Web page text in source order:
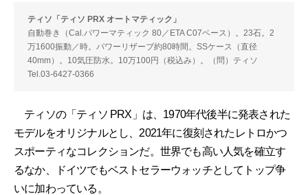
ティソ「ティソ PRX オートマティック」
自動巻き（Cal.パワーマティック 80／ETA C07ベース）。23石。2
万1600振動／時。パワーリザーブ約80時間。SSケース（直径
40mm）。10気圧防水。10万100円（税込み）。（問）ティソ
Tel.03-6427-0366
ティソの「ティソ PRX」は、1970年代後半に発表された
モデルをオリジナルとし、2021年に復刻されたレトロかつ
スポーティなコレクションだ。世界でも高い人気を確立す
るなか、ドイツでもベストセラーウォッチとしてトップ争
いに加わっている。